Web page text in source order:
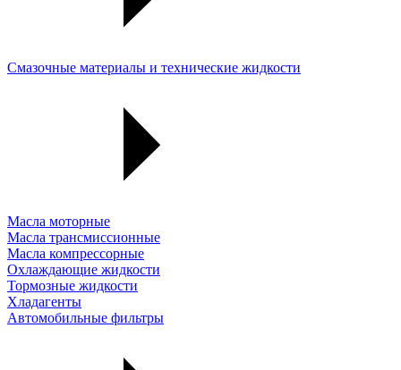
Смазочные материалы и технические жидкости
Масла моторные
Масла трансмиссионные
Масла компрессорные
Охлаждающие жидкости
Тормозные жидкости
Хладагенты
Автомобильные фильтры